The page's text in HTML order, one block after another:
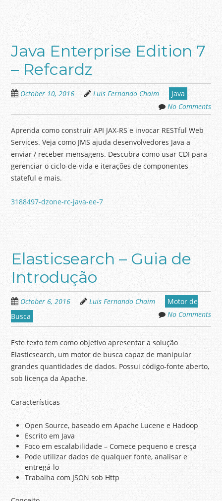
Java Enterprise Edition 7
– Refcardz
October 10, 2016 Luis Fernando Chaim
Java
No Comments
Aprenda como construir API JAX-RS e invocar RESTful Web
Services. Veja como JMS ajuda desenvolvedores Java a
enviar / receber mensagens. Descubra como usar CDI para
gerenciar o ciclo-de-vida e iterações de componentes
stateful e mais.
3188497-dzone-rc-java-ee-7
Elasticsearch – Guia de
Introdução
October 6, 2016 Luis Fernando Chaim
Motor de
Busca
No Comments
Este texto tem como objetivo apresentar a solução
Elasticsearch, um motor de busca capaz de manipular
grandes quantidades de dados. Possui código-fonte aberto,
sob licença da Apache.
Características
Open Source, baseado em Apache Lucene e Hadoop
Escrito em Java
Foco em escalabilidade – Comece pequeno e cresça
Pode utilizar dados de qualquer fonte, analisar e
entregá-lo
Trabalha com JSON sob Http